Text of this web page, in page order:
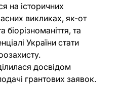
на історичних
викликах, як-от
біорізноманіття, та
України стати
досвідом
грантових заявок.